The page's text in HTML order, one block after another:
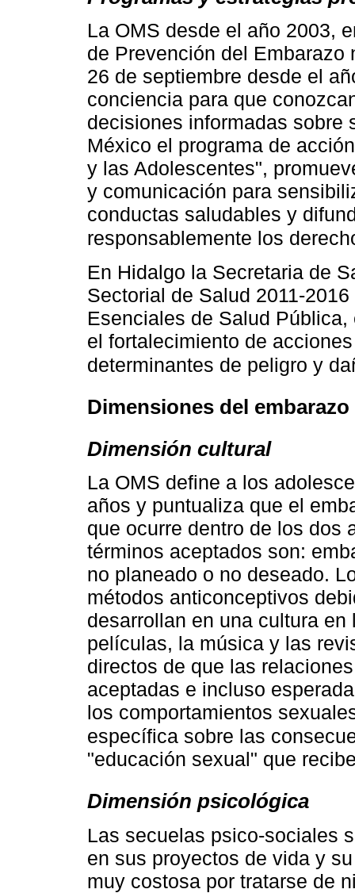
La OMS desde el año 2003,
de Prevención del
26 de septiembre desde el
conciencia para que
decisiones informadas sobre
México el programa de
y las Adolescentes",
y comunicación para
conductas saludables y
responsablemente los
En Hidalgo la Secretaria de
Sectorial de Salud 2011-
Esenciales de Salud
el fortalecimiento de
determinantes de peligro y
Dimensiones del
Dimensión cultural
La OMS define a los
años y puntualiza que el
que ocurre dentro de los dos
términos aceptados son:
no planeado o no deseado.
métodos anticonceptivos
desarrollan en una cultura
películas, la música y las
directos de que las
aceptadas e incluso
los comportamientos
específica sobre las
"educación sexual" que
Dimensión psicológica
Las secuelas psico-sociales
en sus proyectos de vida y
muy costosa por tratarse de